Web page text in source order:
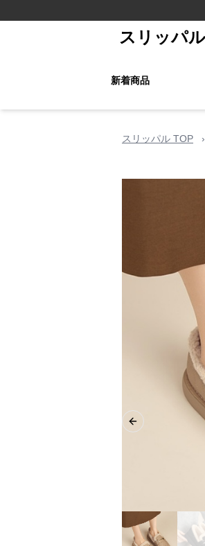
スリッパル
新着商品
スリッパル TOP ›
Previous slide